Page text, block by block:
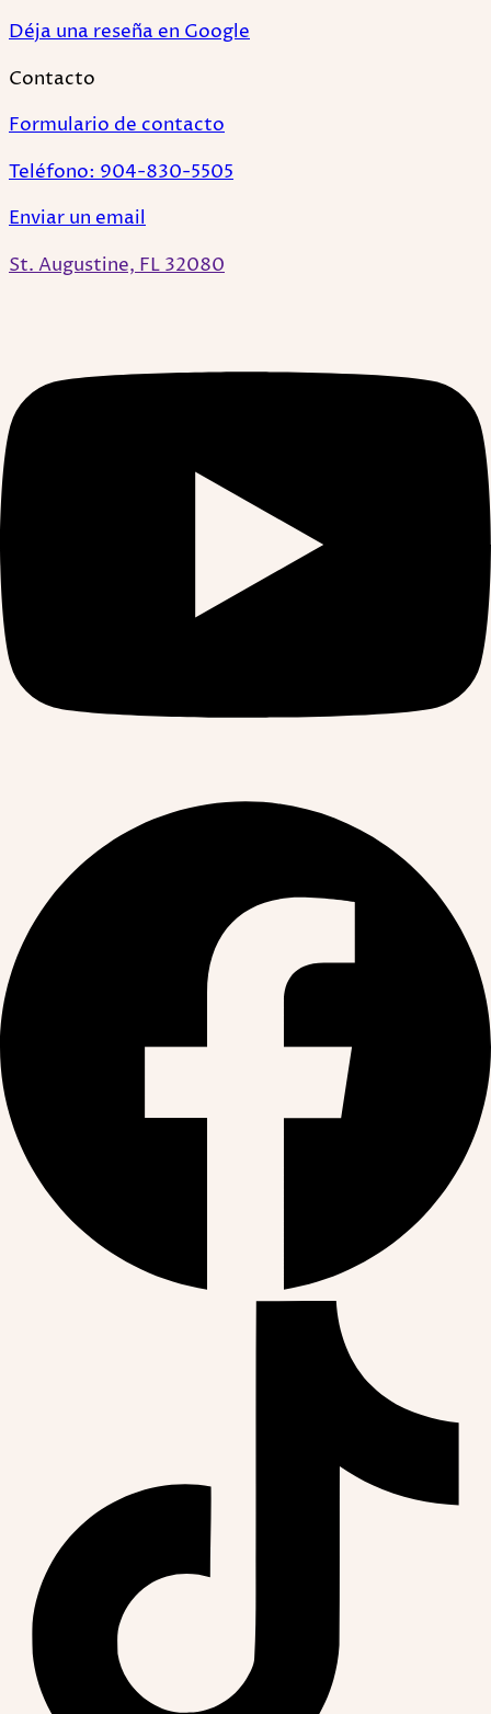
Déja una reseña en Google
Contacto
Formulario de contacto
Teléfono: 904-830-5505
Enviar un email
St. Augustine, FL 32080